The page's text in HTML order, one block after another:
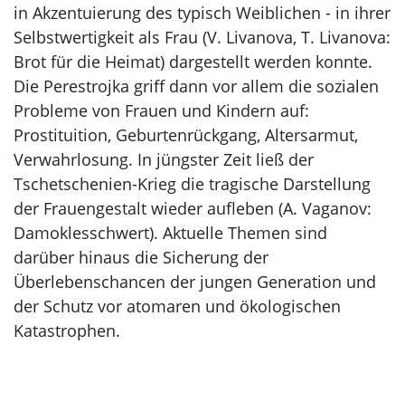
in Akzentuierung des typisch Weiblichen - in ihrer
Selbstwertigkeit als Frau (V. Livanova, T. Livanova:
Brot für die Heimat) dargestellt werden konnte.
Die Perestrojka griff dann vor allem die sozialen
Probleme von Frauen und Kindern auf:
Prostituition, Geburtenrückgang, Altersarmut,
Verwahrlosung. In jüngster Zeit ließ der
Tschetschenien-Krieg die tragische Darstellung
der Frauengestalt wieder aufleben (A. Vaganov:
Damoklesschwert). Aktuelle Themen sind
darüber hinaus die Sicherung der
Überlebenschancen der jungen Generation und
der Schutz vor atomaren und ökologischen
Katastrophen.